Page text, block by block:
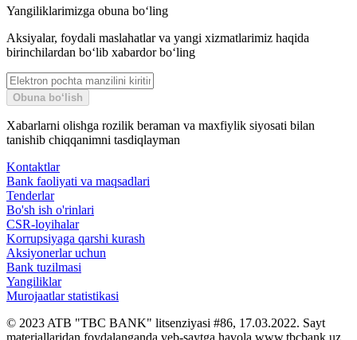
Yangiliklarimizga obuna bo‘ling
Aksiyalar, foydali maslahatlar va yangi xizmatlarimiz haqida
birinchilardan bo‘lib xabardor bo‘ling
Obuna bo‘lish
Xabarlarni olishga rozilik beraman va maxfiylik siyosati bilan
tanishib chiqqanimni tasdiqlayman
Kontaktlar
Bank faoliyati va maqsadlari
Tenderlar
Bo'sh ish o'rinlari
CSR-loyihalar
Korrupsiyaga qarshi kurash
Aksiyonerlar uchun
Bank tuzilmasi
Yangiliklar
Murojaatlar statistikasi
© 2023 ATB "TBC BANK" litsenziyasi #86, 17.03.2022. Sayt
materiallaridan foydalanganda veb-saytga havola www.tbcbank.uz